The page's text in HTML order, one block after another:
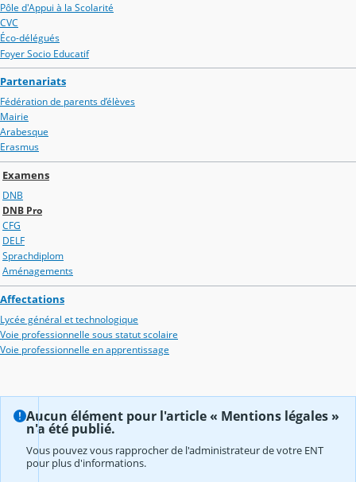
Pôle d'Appui à la Scolarité
CVC
Éco-délégués
Foyer Socio Educatif
Partenariats
Fédération de parents d’élèves
Mairie
Arabesque
Erasmus
Examens
DNB
DNB Pro
CFG
DELF
Sprachdiplom
Aménagements
Affectations
Lycée général et technologique
Voie professionnelle sous statut scolaire
Voie professionnelle en apprentissage
Aucun élément pour l'article « Mentions légales »
n'a été publié.
Vous pouvez vous rapprocher de l'administrateur de votre ENT
pour plus d'informations.